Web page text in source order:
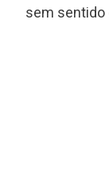
sem sentido